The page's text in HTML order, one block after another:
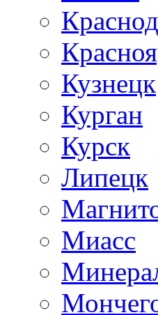
Кузнецк
Курган
Курск
Липецк
Миасс